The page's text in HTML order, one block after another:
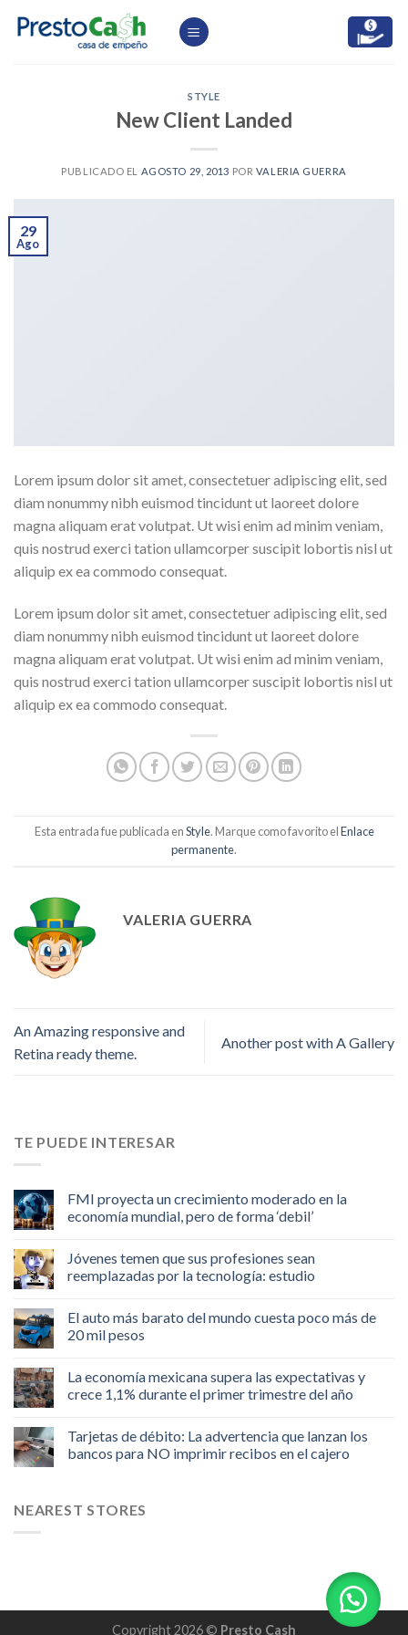
STYLE
New Client Landed
PUBLICADO EL AGOSTO 29, 2013 POR VALERIA GUERRA
29
Ago
Lorem ipsum dolor sit amet, consectetuer adipiscing elit, sed
diam nonummy nibh euismod tincidunt ut laoreet dolore
magna aliquam erat volutpat. Ut wisi enim ad minim veniam,
quis nostrud exerci tation ullamcorper suscipit lobortis nisl ut
aliquip ex ea commodo consequat.
Lorem ipsum dolor sit amet, consectetuer adipiscing elit, sed
diam nonummy nibh euismod tincidunt ut laoreet dolore
magna aliquam erat volutpat. Ut wisi enim ad minim veniam,
quis nostrud exerci tation ullamcorper suscipit lobortis nisl ut
aliquip ex ea commodo consequat.
Esta entrada fue publicada enStyle. Marque como favorito elEnlace
permanente.
VALERIA GUERRA
An Amazing responsive and
Retina ready theme.
Another post with A Gallery
TE PUEDE INTERESAR
FMI proyecta un crecimiento moderado en la
economía mundial, pero de forma ‘debil’
Jóvenes temen que sus profesiones sean
reemplazadas por la tecnología: estudio
El auto más barato del mundo cuesta poco más de
20 mil pesos
La economía mexicana supera las expectativas y
crece 1,1% durante el primer trimestre del año
Tarjetas de débito: La advertencia que lanzan los
bancos para NO imprimir recibos en el cajero
NEAREST STORES
Copyright 2026 © Presto Cash